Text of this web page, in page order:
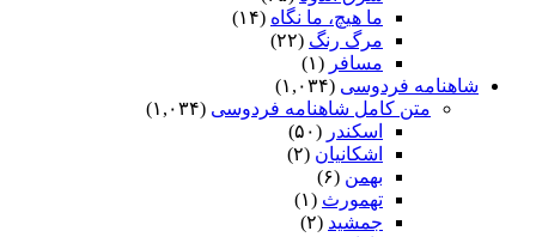
ما هیچ، ما نگاه (۱۴)
مرگ رنگ (۲۲)
مسافر (۱)
شاهنامه فردوسی (۱,۰۳۴)
متن کامل شاهنامه فردوسی (۱,۰۳۴)
اسکندر (۵۰)
اشکانیان (۲)
بهمن (۶)
تهمورث (۱)
جمشید (۲)